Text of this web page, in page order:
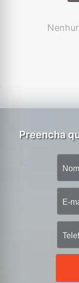
Preencha